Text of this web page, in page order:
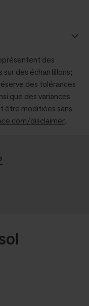
des
des échantillons;
des tolérances
que des variances
être modifiées sans
disclaimer.